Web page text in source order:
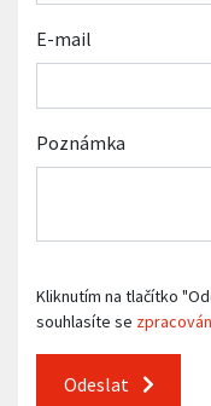
E-mail
Poznámka
Kliknutím na tlačítko
souhlasíte se
Odeslat